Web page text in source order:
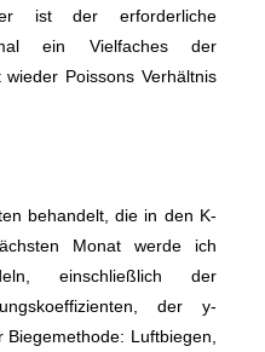
ist der erforderliche
ein Vielfaches der
Poissons Verhältnis
behandelt, die in den K-
Monat werde ich
einschließlich der
der y-
Luftbiegen,